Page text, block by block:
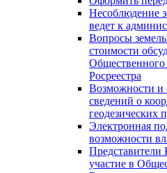
Несоблюдение
ведет к
Вопросы
стоимости
Общественного
Росреестра
Возможности и
сведений о
геодезических
Электронная
возможности
Представители
участие в